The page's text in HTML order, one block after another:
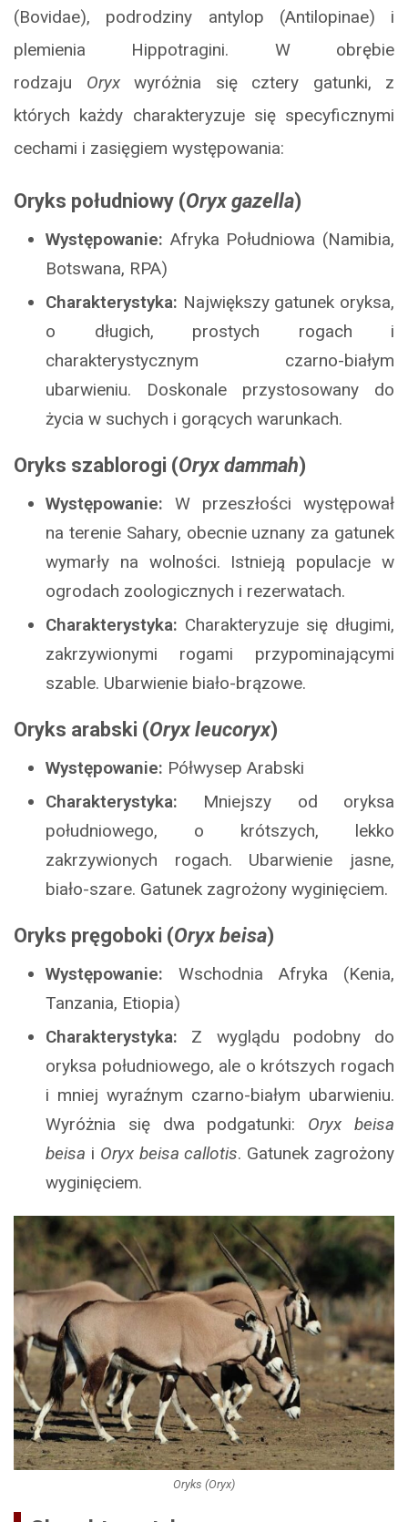
(Bovidae), podrodziny antylop (Antilopinae) i
plemienia Hippotragini. W obrębie
rodzaju Oryxwyróżnia się cztery gatunki, z
których każdy charakteryzuje się specyficznymi
cechami i zasięgiem występowania:
Oryks południowy (Oryx gazella)
Występowanie: Afryka Południowa (Namibia,
Botswana, RPA)
Charakterystyka: Największy gatunek oryksa,
o długich, prostych rogach i
charakterystycznym czarno-białym
ubarwieniu. Doskonale przystosowany do
życia w suchych i gorących warunkach.
Oryks szablorogi (Oryx dammah)
Występowanie: W przeszłości występował
na terenie Sahary, obecnie uznany za gatunek
wymarły na wolności. Istnieją populacje w
ogrodach zoologicznych i rezerwatach.
Charakterystyka: Charakteryzuje się długimi,
zakrzywionymi rogami przypominającymi
szable. Ubarwienie biało-brązowe.
Oryks arabski (Oryx leucoryx)
Występowanie: Półwysep Arabski
Charakterystyka: Mniejszy od oryksa
południowego, o krótszych, lekko
zakrzywionych rogach. Ubarwienie jasne,
biało-szare. Gatunek zagrożony wyginięciem.
Oryks pręgoboki (Oryx beisa)
Występowanie: Wschodnia Afryka (Kenia,
Tanzania, Etiopia)
Charakterystyka: Z wyglądu podobny do
oryksa południowego, ale o krótszych rogach
i mniej wyraźnym czarno-białym ubarwieniu.
Wyróżnia się dwa podgatunki: Oryx beisa
beisa i Oryx beisa callotis. Gatunek zagrożony
wyginięciem.
Oryks (Oryx)